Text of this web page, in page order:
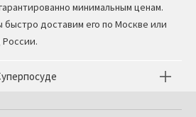
минимальным ценам.
доставим его по Москве или
России.